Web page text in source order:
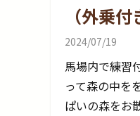
（外乗付
2024/07/19
馬場内で練習
って森の中を
ぱいの森をお